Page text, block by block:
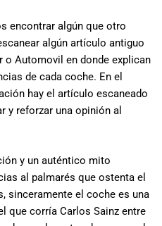
encontrar algún que otro
algún artículo antiguo
o Automovil en donde explican
de cada coche. En el
hay el artículo escaneado
y reforzar una opinión al
y un auténtico mito
al palmarés que ostenta el
sinceramente el coche es una
que corría Carlos Sainz entre